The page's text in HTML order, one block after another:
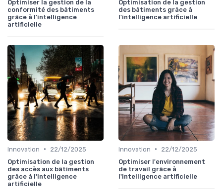
Optimiser la gestion de la
conformité des bâtiments
grâce à l'intelligence
artificielle
Optimisation de la gestion
des bâtiments grâce à
l'intelligence artificielle
Innovation •
22/12/2025
Optimisation de la gestion
des accès aux bâtiments
grâce à l'intelligence
artificielle
Innovation •
22/12/2025
Optimiser l'environnement
de travail grâce à
l'intelligence artificielle